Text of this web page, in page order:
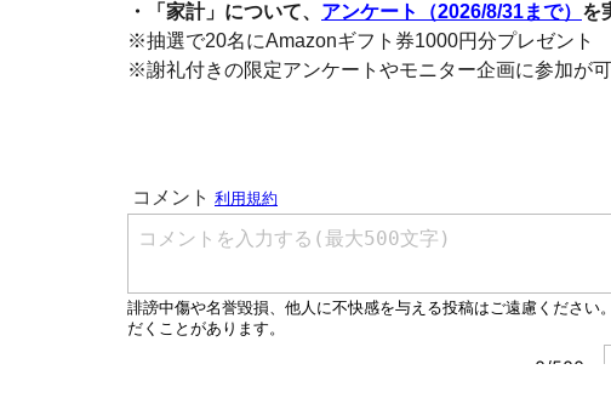
・「家計」について、 アンケート（2026/8/31まで） を
※抽選で20名にAmazonギフト券1000円分プレゼント
※謝礼付きの限定アンケートやモニター企画に参加が